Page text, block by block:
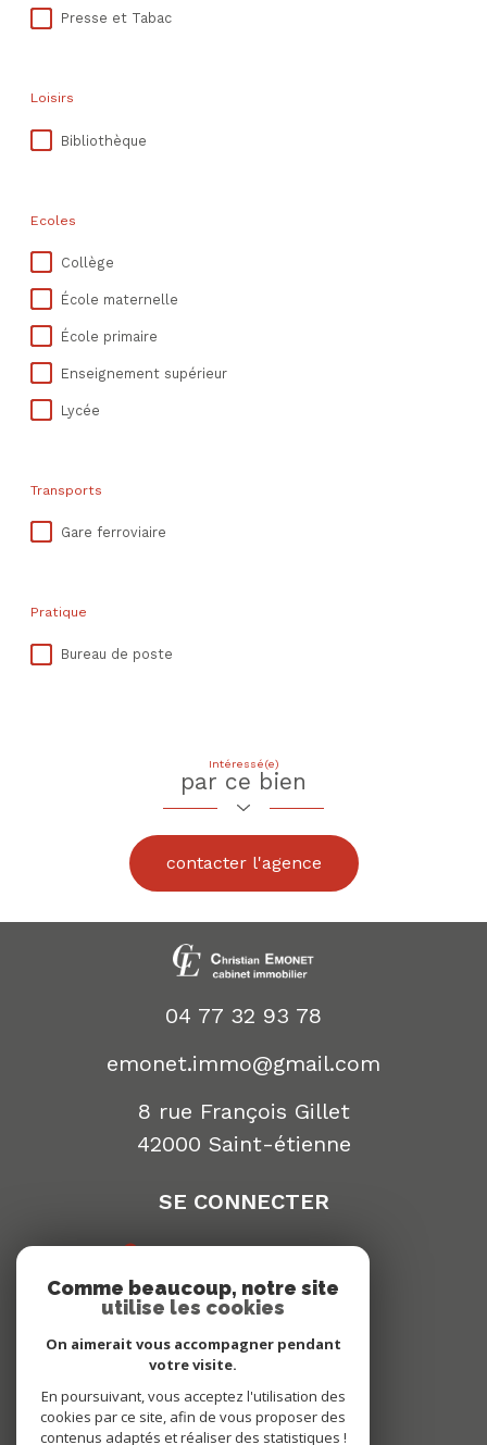
Presse et Tabac
Loisirs
Bibliothèque
Ecoles
Collège
École maternelle
École primaire
Enseignement supérieur
Lycée
Transports
Gare ferroviaire
Pratique
Bureau de poste
Intéressé(e)
par ce bien
contacter l'agence
04 77 32 93 78
emonet.immo@gmail.com
8 rue François Gillet
42000
saint-étienne
SE CONNECTER
espace propriétaire
NEWSLETTER
S'inscrire
Comme beaucoup, notre site
utilise les cookies
On aimerait vous accompagner pendant
votre visite.
En poursuivant, vous acceptez l'utilisation des
cookies par ce site, afin de vous proposer des
contenus adaptés et réaliser des statistiques !